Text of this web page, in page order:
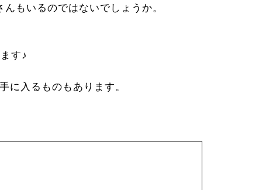
んもいるのではないでしょうか。
す♪
に入るものもあります。